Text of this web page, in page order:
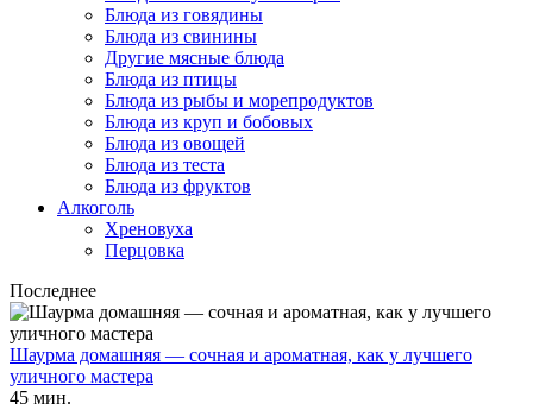
Блюда из говядины
Блюда из свинины
Другие мясные блюда
Блюда из птицы
Блюда из рыбы и морепродуктов
Блюда из круп и бобовых
Блюда из овощей
Блюда из теста
Блюда из фруктов
Алкоголь
Хреновуха
Перцовка
Последнее
Шаурма домашняя — сочная и ароматная, как у лучшего
уличного мастера
45 мин.